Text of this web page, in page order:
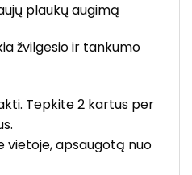
plaukų augimą
žvilgesio ir tankumo
Tepkite 2 kartus per
vietoje, apsaugotą nuo